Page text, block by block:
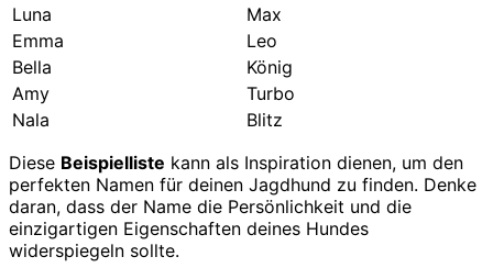
Luna
Max
Emma
Leo
Bella
König
Amy
Turbo
Nala
Blitz
Diese Beispielliste kann als Inspiration dienen, um den
perfekten Namen für deinen Jagdhund zu finden. Denke
daran, dass der Name die Persönlichkeit und die
einzigartigen Eigenschaften deines Hundes
widerspiegeln sollte.